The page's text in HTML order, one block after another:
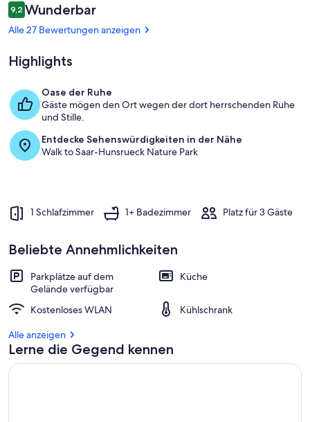
Ferienwohnung Mai
Bewertungen
9,29,2 von 10.
Wunderbar
Alle 27 Bewertungen anzeigen
Highlights
Oase der Ruhe
Gäste mögen den Ort wegen der dort herrschenden Ruhe
und Stille.
Entdecke Sehenswürdigkeiten in der Nähe
Walk to Saar-Hunsrueck Nature Park
1 Schlafzimmer 1+ Badezimmer Platz für 3 Gäste
Beliebte Annehmlichkeiten
Parkplätze auf dem
Gelände verfügbar
Küche
Kostenloses WLAN
Kühlschrank
Alle anzeigen
Lerne die Gegend kennen